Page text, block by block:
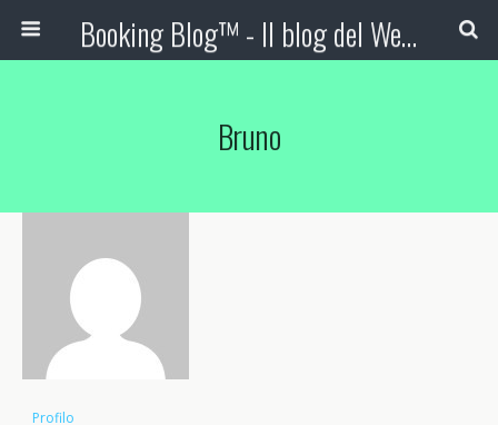
Booking Blog™ - Il blog del Web Marketing Turistico
Bruno
Profilo